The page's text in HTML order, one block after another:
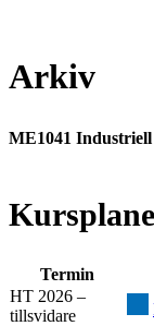
Arkiv
ME1041
Termin
HT 2026 –
tillsvidare